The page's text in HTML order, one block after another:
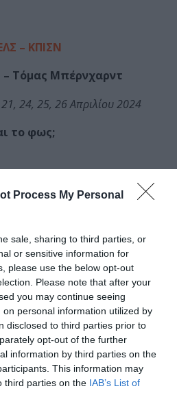
Process My Personal
sale, sharing to third parties, or
or sensitive information for
please use the below opt-out
Please note that after your
you may continue seeing
personal information utilized by
disclosed to third parties prior to
opt-out of the further
information by third parties on the
This information may
third parties on the IAB’s List of
– ΚΠΙΣΝ
Τόμας Μπέρνχαρντ
24, 25, 26 Απριλίου 2024
το φως;
– Γιάννης Αγγελάκης
nationalopera.gr
στοGoogle Newsκαι
ειδήσεις